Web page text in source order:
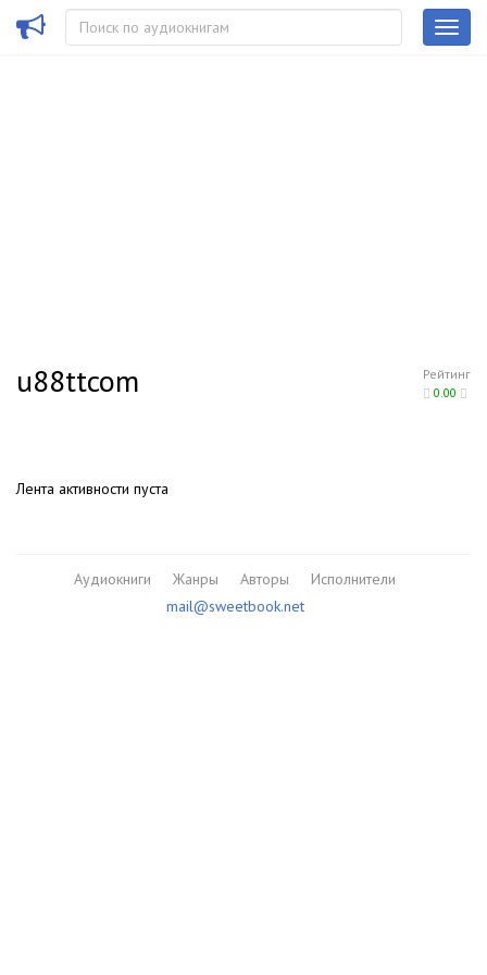
Рейтинг
0.00
u88ttcom
Лента активности пуста
Аудиокниги Жанры Авторы
Исполнители
mail@sweetbook.net